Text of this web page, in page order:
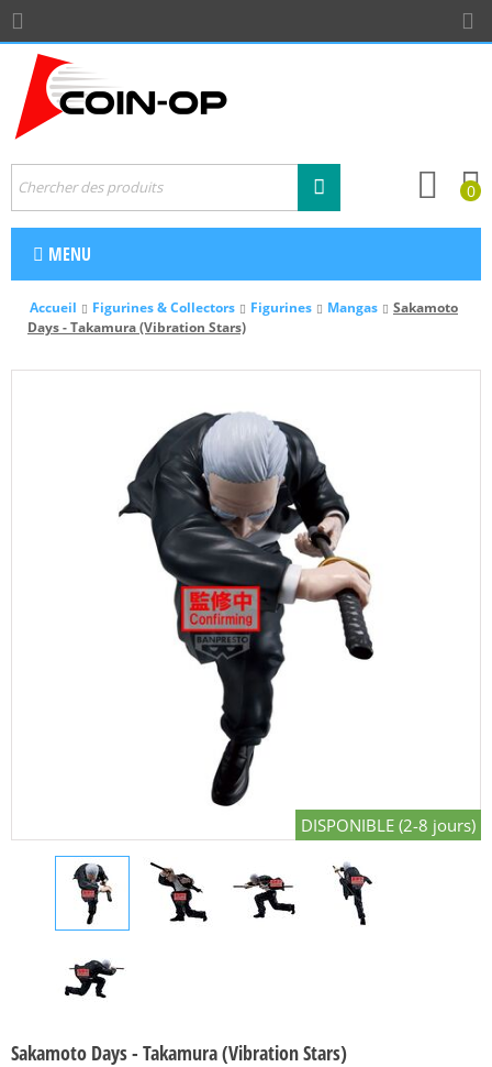
0
MENU
Accueil Figurines & Collectors Figurines Mangas
Sakamoto
Days - Takamura (Vibration Stars)
DISPONIBLE (2-8 jours)
Sakamoto Days - Takamura (Vibration Stars)